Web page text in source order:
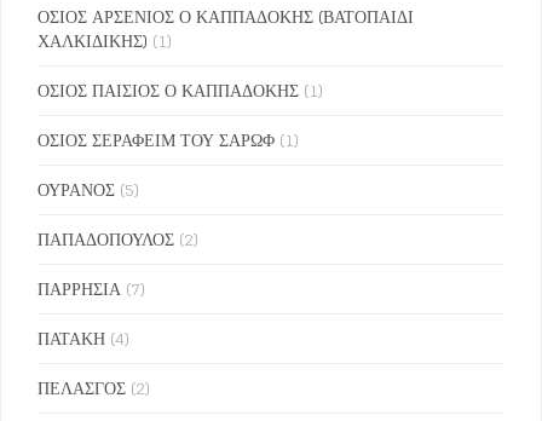
ΟΣΙΟΣ ΑΡΣΕΝΙΟΣ Ο ΚΑΠΠΑΔΟΚΗΣ (ΒΑΤΟΠΑΙΔΙ
ΧΑΛΚΙΔΙΚΗΣ) (1)
ΟΣΙΟΣ ΠΑΙΣΙΟΣ Ο ΚΑΠΠΑΔΟΚΗΣ (1)
ΟΣΙΟΣ ΣΕΡΑΦΕΙΜ ΤΟΥ ΣΑΡΩΦ (1)
ΟΥΡΑΝΟΣ (5)
ΠΑΠΑΔΟΠΟΥΛΟΣ (2)
ΠΑΡΡΗΣΙΑ (7)
ΠΑΤΑΚΗ (4)
ΠΕΛΑΣΓΟΣ (2)